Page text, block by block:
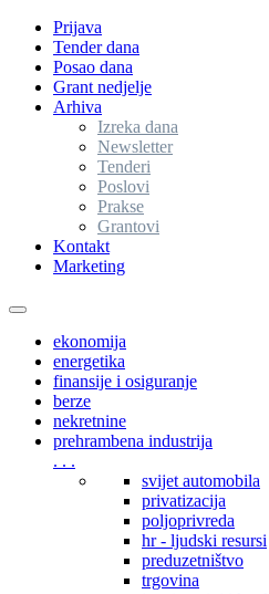
Prijava
Tender dana
Posao dana
Grant nedjelje
Arhiva
Izreka dana
Newsletter
Tenderi
Poslovi
Prakse
Grantovi
Kontakt
Marketing
Toggle
navigationekonomija
energetika
finansije i osiguranje
berze
nekretnine
prehrambena industrija
. . .
svijet automobila
privatizacija
poljoprivreda
hr - ljudski resursi
preduzetništvo
trgovina